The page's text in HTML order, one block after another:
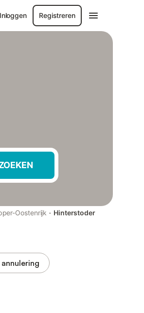
Inloggen Registreren
Oostenrijk · Hinterstoder